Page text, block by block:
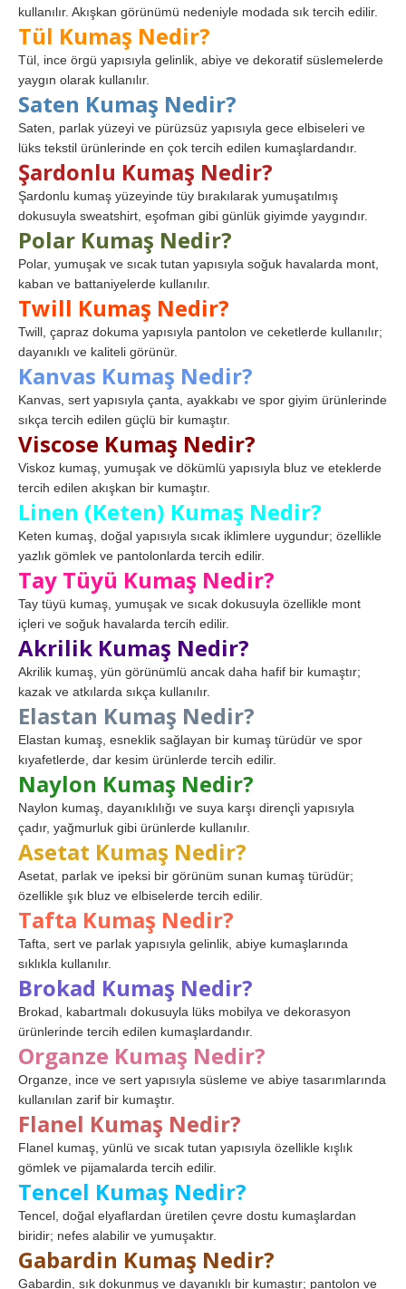
kullanılır. Akışkan görünümü nedeniyle modada sık tercih edilir.
Tül Kumaş Nedir?
Tül, ince örgü yapısıyla gelinlik, abiye ve dekoratif süslemelerde
yaygın olarak kullanılır.
Saten Kumaş Nedir?
Saten, parlak yüzeyi ve pürüzsüz yapısıyla gece elbiseleri ve
lüks tekstil ürünlerinde en çok tercih edilen kumaşlardandır.
Şardonlu Kumaş Nedir?
Şardonlu kumaş yüzeyinde tüy bırakılarak yumuşatılmış
dokusuyla sweatshirt, eşofman gibi günlük giyimde yaygındır.
Polar Kumaş Nedir?
Polar, yumuşak ve sıcak tutan yapısıyla soğuk havalarda mont,
kaban ve battaniyelerde kullanılır.
Twill Kumaş Nedir?
Twill, çapraz dokuma yapısıyla pantolon ve ceketlerde kullanılır;
dayanıklı ve kaliteli görünür.
Kanvas Kumaş Nedir?
Kanvas, sert yapısıyla çanta, ayakkabı ve spor giyim ürünlerinde
sıkça tercih edilen güçlü bir kumaştır.
Viscose Kumaş Nedir?
Viskoz kumaş, yumuşak ve dökümlü yapısıyla bluz ve eteklerde
tercih edilen akışkan bir kumaştır.
Linen (Keten) Kumaş Nedir?
Keten kumaş, doğal yapısıyla sıcak iklimlere uygundur; özellikle
yazlık gömlek ve pantolonlarda tercih edilir.
Tay Tüyü Kumaş Nedir?
Tay tüyü kumaş, yumuşak ve sıcak dokusuyla özellikle mont
içleri ve soğuk havalarda tercih edilir.
Akrilik Kumaş Nedir?
Akrilik kumaş, yün görünümlü ancak daha hafif bir kumaştır;
kazak ve atkılarda sıkça kullanılır.
Elastan Kumaş Nedir?
Elastan kumaş, esneklik sağlayan bir kumaş türüdür ve spor
kıyafetlerde, dar kesim ürünlerde tercih edilir.
Naylon Kumaş Nedir?
Naylon kumaş, dayanıklılığı ve suya karşı dirençli yapısıyla
çadır, yağmurluk gibi ürünlerde kullanılır.
Asetat Kumaş Nedir?
Asetat, parlak ve ipeksi bir görünüm sunan kumaş türüdür;
özellikle şık bluz ve elbiselerde tercih edilir.
Tafta Kumaş Nedir?
Tafta, sert ve parlak yapısıyla gelinlik, abiye kumaşlarında
sıklıkla kullanılır.
Brokad Kumaş Nedir?
Brokad, kabartmalı dokusuyla lüks mobilya ve dekorasyon
ürünlerinde tercih edilen kumaşlardandır.
Organze Kumaş Nedir?
Organze, ince ve sert yapısıyla süsleme ve abiye tasarımlarında
kullanılan zarif bir kumaştır.
Flanel Kumaş Nedir?
Flanel kumaş, yünlü ve sıcak tutan yapısıyla özellikle kışlık
gömlek ve pijamalarda tercih edilir.
Tencel Kumaş Nedir?
Tencel, doğal elyaflardan üretilen çevre dostu kumaşlardan
biridir; nefes alabilir ve yumuşaktır.
Gabardin Kumaş Nedir?
Gabardin, sık dokunmuş ve dayanıklı bir kumaştır; pantolon ve